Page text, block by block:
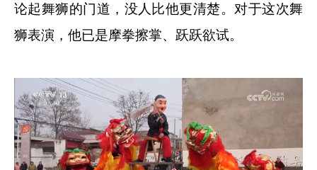
论起舞狮的门道，没人比他更清楚。对于这次舞
狮表演，他已是摩拳擦掌、跃跃欲试。